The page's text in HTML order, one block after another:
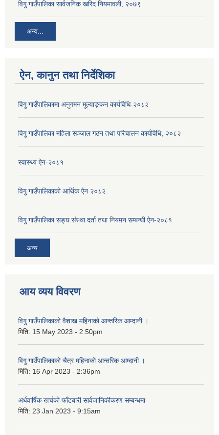
विगु गाउँपालिका सार्वजनिक खरिद नियमावली, २०७९
अन्य...
ऐन, कानुन तथा निर्देशिका
विगु गाउँपालिकामा अनुगमन मूल्याङ्कन कार्यविधि-२०८२
विगु गाउँपालिका महिला सञ्जाल गठन तथा परिचालन कार्यविधि, २०८२
स्वास्थ्य ऐन-२०८१
विगु गाउँपालिकाको आर्थिक ऐन २०८२
विगु गाउँपालिका सङ्घ संस्था दर्ता तथा नियमन सम्बन्धी ऐन-२०८१
अन्य
आय व्यय विवरण
विगु गाउँपालिकाको वैशाख महिनाको आन्तरिक आम्दानी ।
मिति: 15 May 2023 - 2:50pm
विगु गाउँपालिकाको चैत्र महिनाको आन्तरिक आम्दानी ।
मिति: 16 Apr 2023 - 2:36pm
अर्धवार्षिक खर्चको फाँटबारी सार्वजानिकीकरण सम्बन्धमा
मिति: 23 Jan 2023 - 9:15am